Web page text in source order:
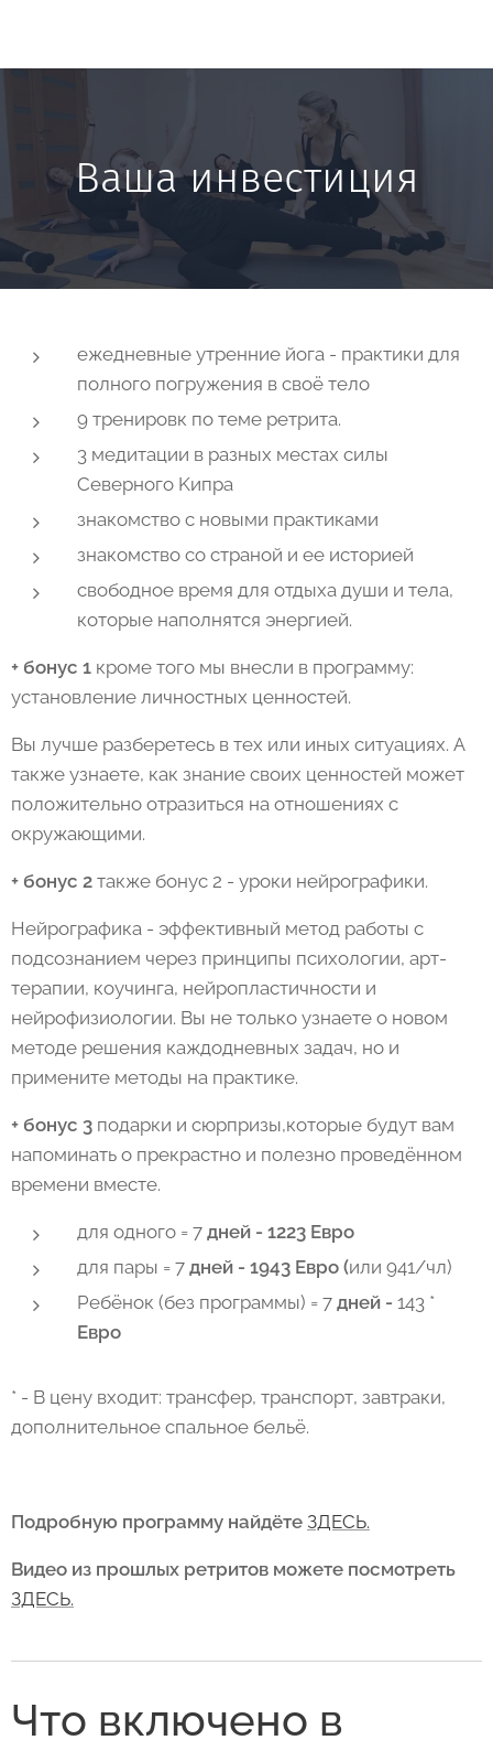
Ваша инвестиция
ежедневные утренние йога - практики для
полного погружения в своё тело
9 тренировк по теме ретрита.
3 медитации в разных местах силы
Cеверного Kипра
знакомство с новыми практиками
знакомство со страной и ее историей
свободное время для отдыха души и тела,
которые наполнятся энергией.
+ бонус 1 кроме того мы внесли в программу:
установление личностных ценностей.
Вы лучше разберетесь в тех или иных ситуациях. А
также узнаете, как знание своих ценностей может
положительно отразиться на отношениях с
окружающими.
+ бонус 2 также бонус 2 - уроки нейрографики.
Нейрографика - эффективный метод работы с
подсознанием через принципы психологии, арт-
терапии, коучинга, нейропластичности и
нейрофизиологии. Вы не только узнаете о новом
методе решения каждодневных задач, но и
примените методы на практике.
+ бонус 3 подарки и сюрпризы,которые будут вам
напоминать о прекрастно и полезно проведённом
времени вместе.
для одного = 7 дней - 1223 Евро
для пары = 7 дней - 1943 Евро (или 941/чл)
Ребёнок (без программы) = 7 дней - 143 *
Евро
* - В цену входит: трансфер, транспорт, завтраки,
дополнительное спальное бельё.
Подробную программу найдёте ЗДЕСЬ.
Видео из прошлых ретритов можете посмотреть
ЗДЕСЬ.
Что включено в